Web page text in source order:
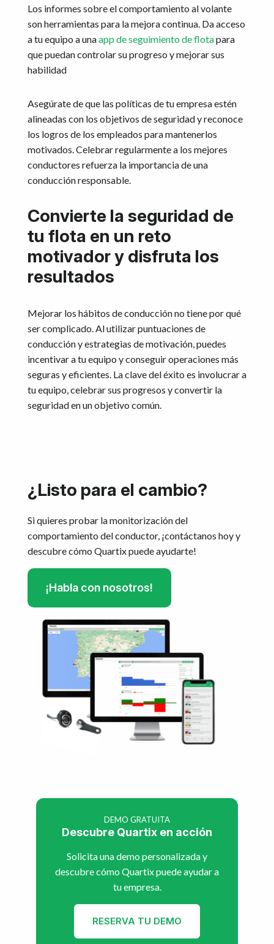
Los informes sobre el comportamiento al volante
son herramientas para la mejora continua. Da acceso
a tu equipo a unaapp de seguimiento de flotapara
que puedan controlar su progreso y mejorar sus
habilidad
Asegúrate de que las políticas de tu empresa estén
alineadas con los objetivos de seguridad y reconoce
los logros de los empleados para mantenerlos
motivados. Celebrar regularmente a los mejores
conductores refuerza la importancia de una
conducción responsable.
Convierte la seguridad de
tu flota en un reto
motivador y disfruta los
resultados
Mejorar los hábitos de conducción no tiene por qué
ser complicado. Al utilizar puntuaciones de
conducción y estrategias de motivación, puedes
incentivar a tu equipo y conseguir operaciones más
seguras y eficientes. La clave del éxito es involucrar a
tu equipo, celebrar sus progresos y convertir la
seguridad en un objetivo común.
¿Listo para el cambio?
Si quieres probar la monitorización del
comportamiento del conductor, ¡contáctanos hoy y
descubre cómo Quartix puede ayudarte!
¡Habla con nosotros!
DEMO GRATUITA
Descubre Quartix en acción
Solicita una demo personalizada y
descubre cómo Quartix puede ayudar a
tu empresa.
RESERVA TU DEMO